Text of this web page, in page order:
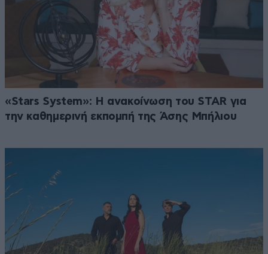
«Stars System»: Η ανακοίνωση του STAR για
την καθημερινή εκπομπή της Άσης Μπήλιου